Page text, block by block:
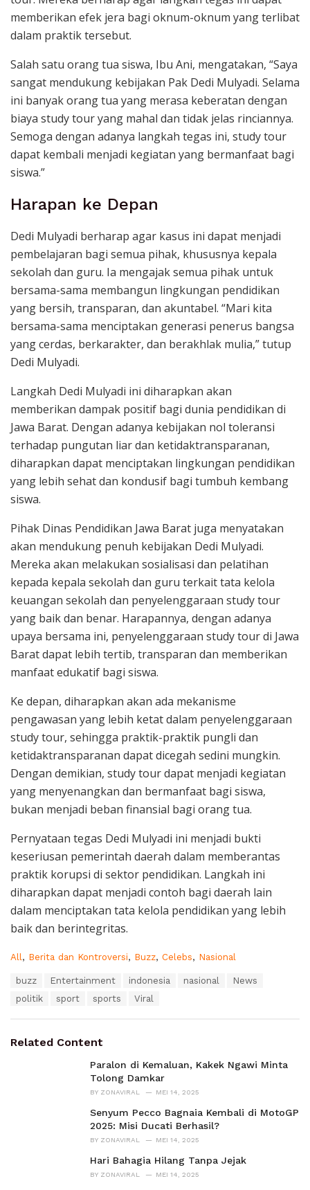
memberikan efek jera bagi oknum-oknum yang terlibat
dalam praktik tersebut.
Salah satu orang tua siswa, Ibu Ani, mengatakan, “Saya
sangat mendukung kebijakan Pak Dedi Mulyadi. Selama
ini banyak orang tua yang merasa keberatan dengan
biaya study tour yang mahal dan tidak jelas rinciannya.
Semoga dengan adanya langkah tegas ini, study tour
dapat kembali menjadi kegiatan yang bermanfaat bagi
siswa.”
Harapan ke Depan
Dedi Mulyadi berharap agar kasus ini dapat menjadi
pembelajaran bagi semua pihak, khususnya kepala
sekolah dan guru. Ia mengajak semua pihak untuk
bersama-sama membangun lingkungan pendidikan
yang bersih, transparan, dan akuntabel. “Mari kita
bersama-sama menciptakan generasi penerus bangsa
yang cerdas, berkarakter, dan berakhlak mulia,” tutup
Dedi Mulyadi.
Langkah Dedi Mulyadi ini diharapkan akan
memberikan dampak positif bagi dunia pendidikan di
Jawa Barat. Dengan adanya kebijakan nol toleransi
terhadap pungutan liar dan ketidaktransparanan,
diharapkan dapat menciptakan lingkungan pendidikan
yang lebih sehat dan kondusif bagi tumbuh kembang
siswa.
Pihak Dinas Pendidikan Jawa Barat juga menyatakan
akan mendukung penuh kebijakan Dedi Mulyadi.
Mereka akan melakukan sosialisasi dan pelatihan
kepada kepala sekolah dan guru terkait tata kelola
keuangan sekolah dan penyelenggaraan study tour
yang baik dan benar. Harapannya, dengan adanya
upaya bersama ini, penyelenggaraan study tour di Jawa
Barat dapat lebih tertib, transparan dan memberikan
manfaat edukatif bagi siswa.
Ke depan, diharapkan akan ada mekanisme
pengawasan yang lebih ketat dalam penyelenggaraan
study tour, sehingga praktik-praktik pungli dan
ketidaktransparanan dapat dicegah sedini mungkin.
Dengan demikian, study tour dapat menjadi kegiatan
yang menyenangkan dan bermanfaat bagi siswa,
bukan menjadi beban finansial bagi orang tua.
Pernyataan tegas Dedi Mulyadi ini menjadi bukti
keseriusan pemerintah daerah dalam memberantas
praktik korupsi di sektor pendidikan. Langkah ini
diharapkan dapat menjadi contoh bagi daerah lain
dalam menciptakan tata kelola pendidikan yang lebih
baik dan berintegritas.
C
i
All, Berita dan Kontroversi, Buzz, Celebs, Nasional
buzz Entertainment indonesia nasional
News
politik
sport sports Viral
Related Content
Paralon di Kemaluan, Kakek Ngawi Minta
Tolong Damkar
BY ZONAVIRAL MEI 14, 2025
Senyum Pecco Bagnaia Kembali di MotoGP
2025: Misi Ducati Berhasil?
BY ZONAVIRAL MEI 14, 2025
Hari Bahagia Hilang Tanpa Jejak
BY ZONAVIRAL MEI 14, 2025